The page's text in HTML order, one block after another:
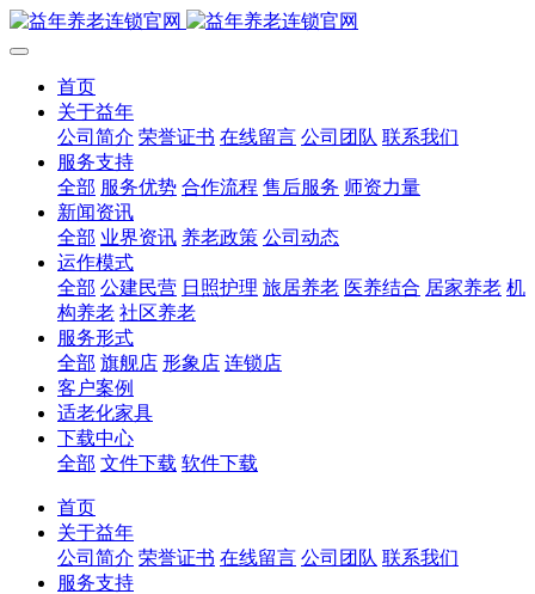
首页
关于益年
公司简介 荣誉证书 在线留言 公司团队 联系我们
服务支持
全部 服务优势 合作流程 售后服务 师资力量
新闻资讯
全部 业界资讯 养老政策 公司动态
运作模式
全部 公建民营 日照护理 旅居养老 医养结合 居家养老 机
构养老 社区养老
服务形式
全部 旗舰店 形象店 连锁店
客户案例
适老化家具
下载中心
全部 文件下载 软件下载
首页
关于益年
公司简介 荣誉证书 在线留言 公司团队 联系我们
服务支持